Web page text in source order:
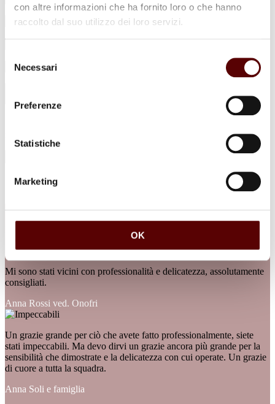
con altre informazioni che ha fornito loro o che hanno
raccolto dal suo utilizzo dei loro servizi.
delNecessari
Preferenze
Statistiche
Marketing
OK
Sto caricando…
I migliori che mi siano mai capitati, assolutamente consigliatissimi.
Stefania Ricci ved. Accolti
Mi sono stati vicini con professionalità e delicatezza, assolutamente
consigliati.
Anna Rossi ved. Onofri
Un grazie grande per ciò che avete fatto professionalmente, siete
stati impeccabili. Ma devo dirvi un grazie ancora più grande per la
sensibilità che dimostrate e la delicatezza con cui operate. Un grazie
di cuore a tutta la squadra.
Anna Soli e famiglia